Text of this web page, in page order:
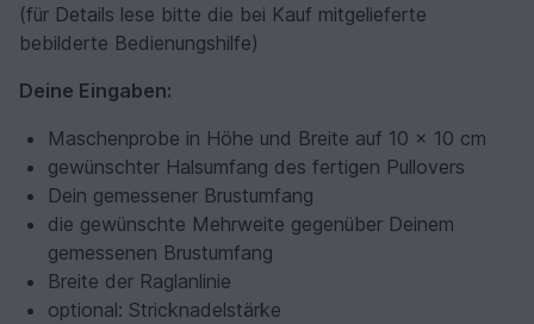
(für Details lese bitte die bei Kauf mitgelieferte
bebilderte Bedienungshilfe)
Deine Eingaben:
Maschenprobe in Höhe und Breite auf 10 x 10 cm
gewünschter Halsumfang des fertigen Pullovers
Dein gemessener Brustumfang
die gewünschte Mehrweite gegenüber Deinem
gemessenen Brustumfang
Breite der Raglanlinie
optional: Stricknadelstärke